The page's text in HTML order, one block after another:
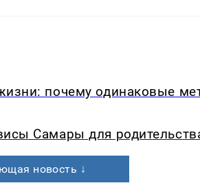
почему одинаковые
Самары для
новость ↓